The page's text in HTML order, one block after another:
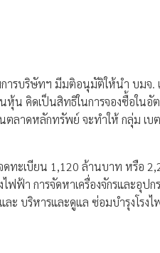
รบริษัทฯ มีมติอนุมัติให้นำ บมจ. เ
น คิดเป็นสิทธิในการจองซื้อในอั
ลาดหลักทรัพย์ จะทำให้ กลุ่ม เบ
ดทะเบียน 1,120 ล้านบาท หรือ
า การจัดหาเครื่องจักรและอุปก
บริหารและดูแล ซ่อมบำรุงโรง